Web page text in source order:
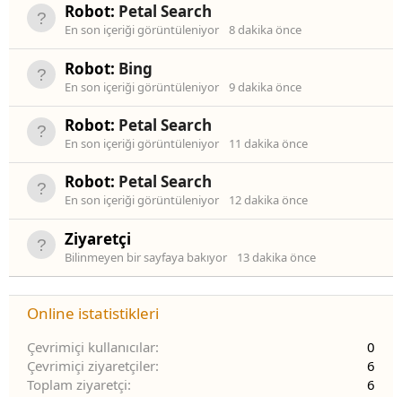
Robot: Petal Search
En son içeriği görüntüleniyor 8 dakika önce
Robot: Bing
En son içeriği görüntüleniyor 9 dakika önce
Robot: Petal Search
En son içeriği görüntüleniyor 11 dakika önce
Robot: Petal Search
En son içeriği görüntüleniyor 12 dakika önce
Ziyaretçi
Bilinmeyen bir sayfaya bakıyor 13 dakika önce
Online istatistikleri
Çevrimiçi kullanıcılar
0
Çevrimiçi ziyaretçiler
6
Toplam ziyaretçi
6